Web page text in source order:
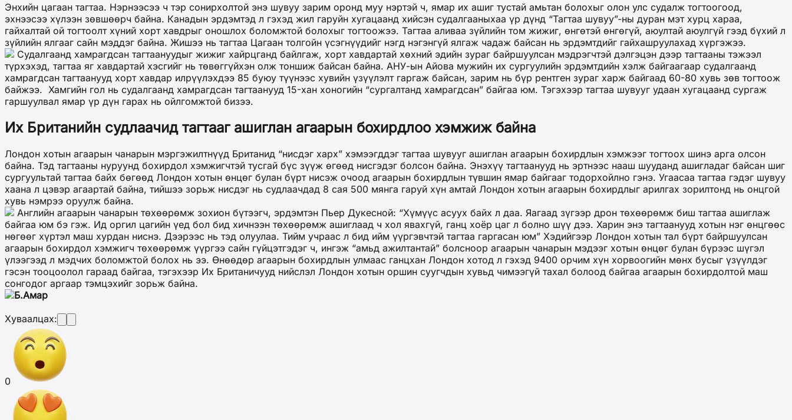
Энхийн цагаан тагтаа. Нэрнээсээ ч тэр сонирхолтой энэ шувуу зарим оронд муу нэртэй ч, ямар их ашиг тустай амьтан болохыг олон улс судалж тогтоогоод,
эхнээсээ хүлээн зөвшөөрч байна. Канадын эрдэмтэд л гэхэд жил гаруйн хугацаанд хийсэн судалгааныхаа үр дүнд “Тагтаа шувуу”-ны дуран мэт хурц хараа,
гайхалтай ой тогтоолт хүний хорт хавдрыг оношлох боломжтой болохыг тогтоожээ. Тагтаа аливаа зүйлийн том жижиг, өнгөтэй өнгөгүй, аюултай аюулгүй гээд бүхий л
зүйлийн ялгааг сайн мэддэг байна. Жишээ нь тагтаа Цагаан толгойн үсэгнүүдийг нэгд нэгэнгүй ялгаж чадаж байсан нь эрдэмтдийг гайхашруулахад хүргэжээ.
Судалгаанд хамрагдсан тагтаануудыг жижиг хайрцганд байлгаж, хорт хавдартай хөхний эдийн зураг байршуулсан мэдрэгчтэй дэлгэцэн дээр тагтааны тэжээл
түрхэхэд, тагтаа яг хавдартай хэсгийг нь төвөггүйхэн олж тоншиж байсан байна. АНУ-ын Айова мужийн их сургуулийн эрдэмтдийн хэлж байгаагаар судалгаанд
хамрагдсан тагтаанууд хорт хавдар илрүүлэхдээ 85 буюу түүнээс хувийн үзүүлэлт гаргаж байсан, зарим нь бүр рентген зураг харж байгаад 60-80 хувь зөв тогтоож
байжээ. Хамгийн гол нь судалгаанд хамрагдсан тагтаанууд 15-хан хоногийн “сургалтанд хамрагдсан” байгаа юм. Тэгэхээр тагтаа шувууг удаан хугацаанд сургаж
гаршуулвал ямар үр дүн гарах нь ойлгомжтой бизээ.
Их Британийн судлаачид тагтааг ашиглан агаарын бохирдлоо хэмжиж байна
Лондон хотын агаарын чанарын мэргэжилтнүүд Британид “нисдэг харх” хэмээгддэг тагтаа шувууг ашиглан агаарын бохирдлын хэмжээг тогтоох шинэ арга олсон
байна. Тэд тагтааны нуруунд бохирдол хэмжигчтэй тусгай бүс зүүж өгөөд нисгэдэг болсон байна. Энэхүү тагтаанууд нь эртнээс нааш шууданд ашигладаг байсан шиг
сургуультай тагтаа байх бөгөөд Лондон хотын өнцөг булан бүрт нисэж очоод агаарын бохирдлын түвшин ямар байгааг тодорхойлно гэнэ. Угаасаа тагтаа гэдэг шувуу
хаана л цэвэр агаартай байна, тийшээ зорьж нисдэг нь судлаачдад 8 сая 500 мянга гаруй хүн амтай Лондон хотын агаарын бохирдлыг арилгах зорилтонд нь онцгой
хувь нэмрээ оруулж байна.
Английн агаарын чанарын төхөөрөмж зохион бүтээгч, эрдэмтэн Пьер Дукесной: “Хүмүүс асуух байх л даа. Яагаад зүгээр дрон төхөөрөмж биш тагтаа ашиглаж
байгаа юм бэ гэж. Ид оргил цагийн үед бол бид хичнээн төхөөрөмж ашиглаад ч хол явахгүй, ганц хоёр цаг л болно шүү дээ. Харин энэ тагтаанууд хотын нэг өнцгөөс
нөгөөг хүртэл маш хурдан ниснэ. Дээрээс нь тэд олуулаа. Тийм учраас л бид ийм үүргэвчтэй тагтаа гаргасан юм” Хэдийгээр Лондон хотын тал бүрт байршуулсан
агаарын бохирдол хэмжигч төхөөрөмж үүргээ сайн гүйцэтгэдэг ч, ингэж “амьд ажилтантай” болсноор агаарын чанарын мэдээг хотын өнцөг булан бүрээс шүгэл
үлээгээд л мэдчих боломжтой болох нь ээ. Өнөөдөр агаарын бохирдлын улмаас ганцхан Лондон хотод л гэхэд 9400 орчим хүн хорвоогийн мөнх бусыг үзүүлдэг
гэсэн тооцоолол гараад байгаа, тэгэхээр Их Британичууд нийслэл Лондон хотын оршин суугчдын хувьд чимээгүй тахал болоод байгаа агаарын бохирдолтой маш
сонгодог аргаар тэмцэхийг зорьж байна.
Б.Амар
Хуваалцах:
0